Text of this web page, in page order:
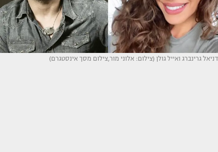
דניאל גרינברג ואייל גולן (צילום: אלוני מור,צילום מסך אינסטגרם)